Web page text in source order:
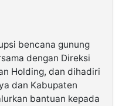
bencana gunung
dengan Direksi
Holding, dan dihadiri
dan Kabupaten
bantuan kepada